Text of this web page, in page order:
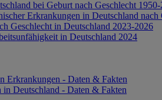
bei Geburt nach Geschlecht
Erkrankungen in Deutschland nach
Geschlecht in Deutschland 2023-2026
in Deutschland 2024
Erkrankungen - Daten & Fakten
in Deutschland - Daten & Fakten